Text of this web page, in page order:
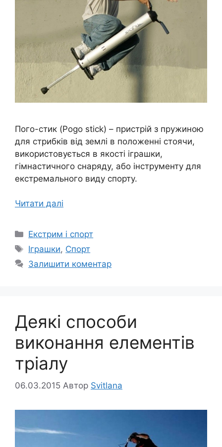
Пого-стик (Pogo stick) – пристрій з пружиною
для стрибків від землі в положенні стоячи,
використовується в якості іграшки,
гімнастичного снаряду, або інструменту для
екстремального виду спорту.
Читати далі
Категорії
Екстрим і спорт
Позначки
Іграшки, Спорт
Залишити коментар
Деякі способи
виконання елементів
тріалу
06.03.2015 Автор Svitlana